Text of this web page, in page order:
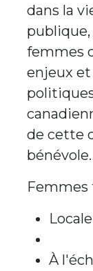
dans la
publique,
femmes
enjeux
de cette
bénévole.
Femmes
À